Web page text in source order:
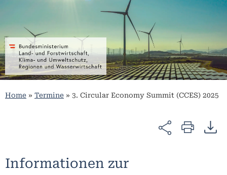
Home » Termine » 3. Circular Economy Summit (CCES) 2025
Informationen zur